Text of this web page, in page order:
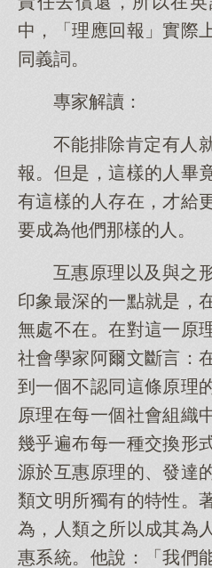
中，「理應回報」實際
同義詞。
專家解讀：
不能排除肯定有人
報。但是，這樣的人畢
有這樣的人存在，才給
要成為他們那樣的人。
互惠原理以及與之
印象最深的一點就是，
無處不在。在對這一原
社會學家阿爾文斷言：
到一個不認同這條原理
原理在每一個社會組織
幾乎遍布每一種交換形
源於互惠原理的、發達
類文明所獨有的特性。
為，人類之所以成其為
惠系統。他說：「我們